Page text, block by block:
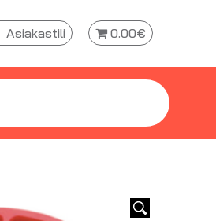
Asiakastili 0.00€